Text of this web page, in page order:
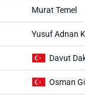
Murat Temel
Yusuf Adnan
Davut
Osman